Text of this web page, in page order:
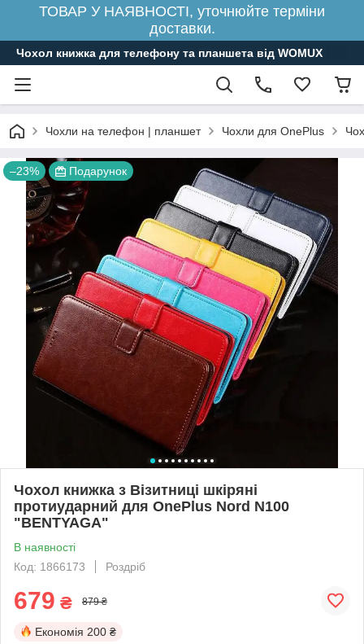
ТОВАР У НАЯВНОСТІ, уточнюйте терміни
доставки.
Чохол книжка для телефону та планшета від WOMUX
Чохли на телефон | планшет Чохли для OnePlus
–23% Подарунок
Чохол книжка з Візитниці шкіряні
протиударний для OnePlus Nord N100
"BENTYAGA"
В наявності
Код: 1866173
Роздріб
679 ₴ 879 ₴
Економія 200 ₴